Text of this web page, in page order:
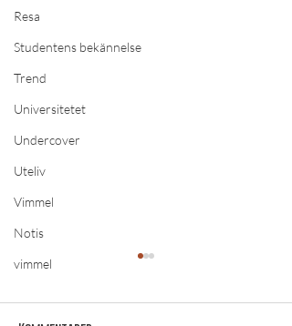
Resa
Studentens bekännelse
Trend
Universitetet
Undercover
Uteliv
Vimmel
Notis
vimmel